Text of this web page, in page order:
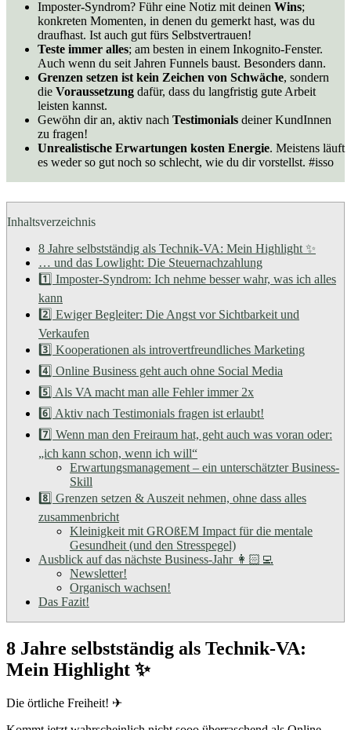
Imposter-Syndrom? Führ eine Notiz mit deinen Wins;
konkreten Momenten, in denen du gemerkt hast, was du
draufhast. Ist auch gut fürs Selbstvertrauen!
Teste immer alles; am besten in einem Inkognito-Fenster.
Auch wenn du seit Jahren Funnels baust. Besonders dann.
Grenzen setzen ist kein Zeichen von Schwäche, sondern
die Voraussetzung dafür, dass du langfristig gute Arbeit
leisten kannst.
Gewöhn dir an, aktiv nach Testimonials deiner KundInnen
zu fragen!
Unrealistische Erwartungen kosten Energie. Meistens läuft
es weder so gut noch so schlecht, wie du dir vorstellst. #isso
Inhaltsverzeichnis
8 Jahre selbstständig als Technik-VA: Mein Highlight ✨
… und das Lowlight: Die Steuernachzahlung
1️⃣ Imposter-Syndrom: Ich nehme besser wahr, was ich alles
kann
2️⃣ Ewiger Begleiter: Die Angst vor Sichtbarkeit und
Verkaufen
3️⃣ Kooperationen als introvertfreundliches Marketing
4️⃣ Online Business geht auch ohne Social Media
5️⃣ Als VA macht man alle Fehler immer 2x
6️⃣ Aktiv nach Testimonials fragen ist erlaubt!
7️⃣ Wenn man den Freiraum hat, geht auch was voran oder:
„ich kann schon, wenn ich will“
Erwartungsmanagement – ein unterschätzter Business-
Skill
8️⃣ Grenzen setzen & Auszeit nehmen, ohne dass alles
zusammenbricht
Kleinigkeit mit GROßEM Impact für die mentale
Gesundheit (und den Stresspegel)
Ausblick auf das nächste Business-Jahr 👩🏻‍💻
Newsletter!
Organisch wachsen!
Das Fazit!
8 Jahre selbstständig als Technik-VA:
Mein Highlight ✨
Die örtliche Freiheit! ✈